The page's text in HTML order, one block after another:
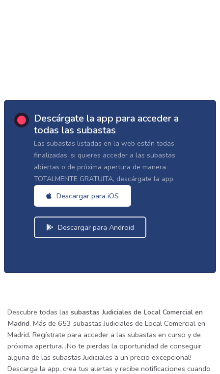
Descárgate la app para acceder a
todas las subastas
Las subastas listadas en la web están todas
finalizadas, si quieres acceder a las subastas
abiertas o de próxima apertura de manera
TOTALMENTE GRATUITA, descárgate la app.
Descargar para iOS
Descargar para Android
Descubre todas las subastas Judiciales de Local Comercial en
Madrid. Más de 653 subastas Judiciales de Local Comercial en
Madrid. Regístrate para acceder a las subastas en curso y de
próxima apertura. ¡No te pierdas la oportunidad de conseguir
alguna de las subastas Judiciales a un precio excepcional!
Descarga la app, crea tus alertas y recibe notificaciones cuando